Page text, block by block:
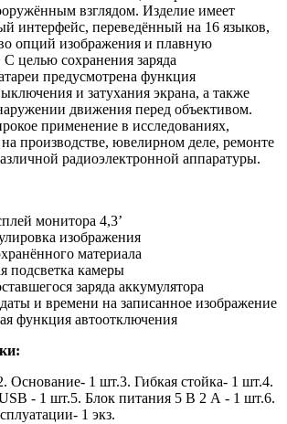
взглядом. Изделие имеет
интерфейс, переведённый на 16 языков,
опций изображения и плавную
целью сохранения заряда
предусмотрена функция
и затухания экрана, а также
движения перед объективом.
применение в исследованиях,
на производстве, ювелирном деле, ремонте
радиоэлектронной аппаратуры.
монитора 4,3’
изображения
материала
подсветка камеры
заряда аккумулятора
и времени на записанное изображение
функция автоотключения
Основание- 1 шт.3. Гибкая стойка- 1 шт.4.
- 1 шт.5. Блок питания 5 В 2 А - 1 шт.6.
1 экз.